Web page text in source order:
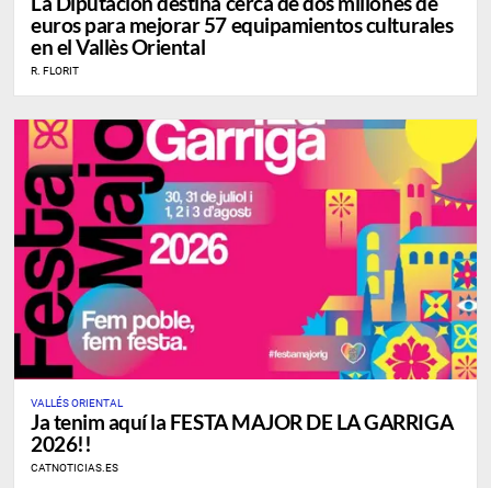
euros para mejorar 57 equipamientos culturales
en el Vallès Oriental
R. FLORIT
VALLÉS ORIENTAL
Ja tenim aquí la FESTA MAJOR DE LA GARRIGA
2026!!
CATNOTICIAS.ES